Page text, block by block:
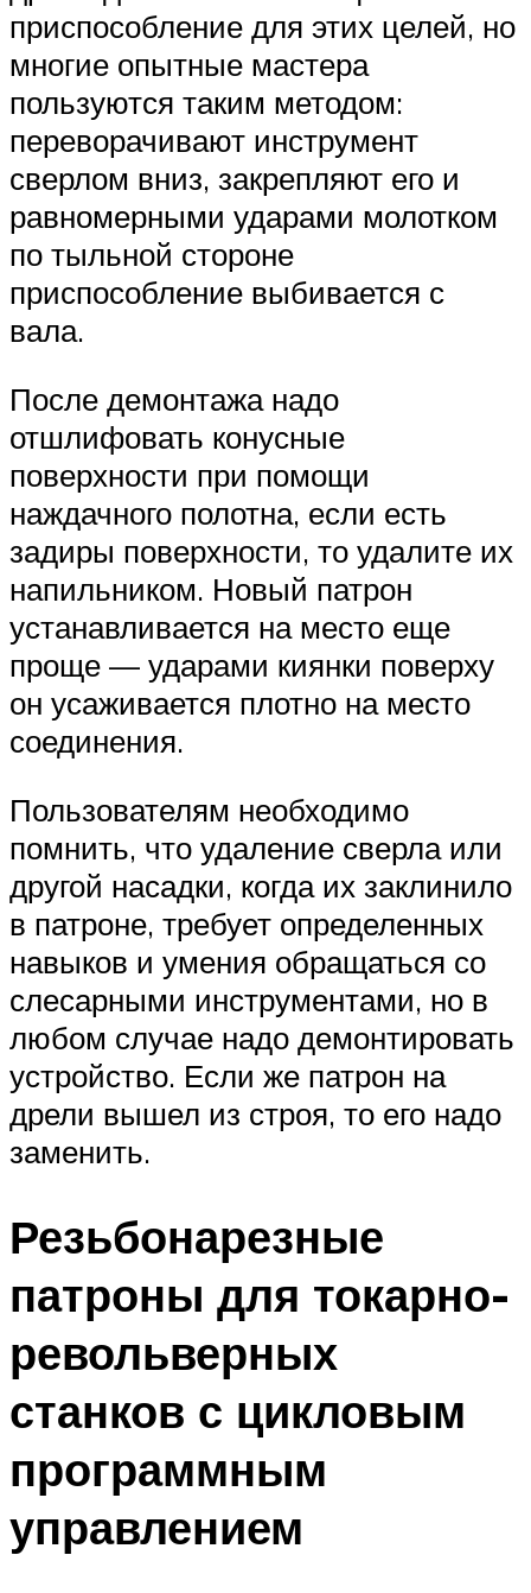
приспособление для этих целей, но
многие опытные мастера
пользуются таким методом:
переворачивают инструмент
сверлом вниз, закрепляют его и
равномерными ударами молотком
по тыльной стороне
приспособление выбивается с
вала.
После демонтажа надо
отшлифовать конусные
поверхности при помощи
наждачного полотна, если есть
задиры поверхности, то удалите их
напильником. Новый патрон
устанавливается на место еще
проще — ударами киянки поверху
он усаживается плотно на место
соединения.
Пользователям необходимо
помнить, что удаление сверла или
другой насадки, когда их заклинило
в патроне, требует определенных
навыков и умения обращаться со
слесарными инструментами, но в
любом случае надо демонтировать
устройство. Если же патрон на
дрели вышел из строя, то его надо
заменить.
Резьбонарезные
патроны для токарно-
револьверных
станков с цикловым
программным
управлением